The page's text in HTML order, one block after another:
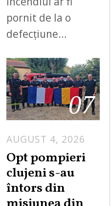
pornit de la o
defecțiune…
07
AUGUST 4, 2026
Opt pompieri
clujeni s-au
întors din